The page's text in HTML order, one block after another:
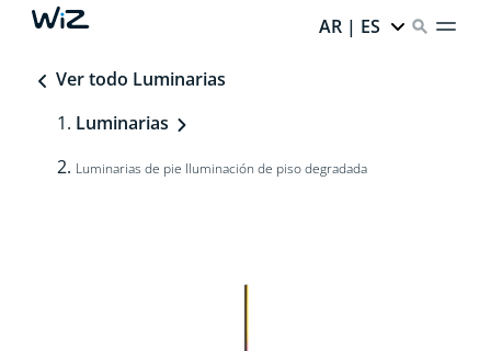
AR | ES
Ver todo Luminarias
Luminarias
Luminarias de pie Iluminación de piso degradada